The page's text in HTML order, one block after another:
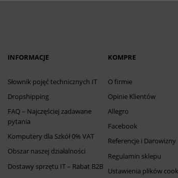
INFORMACJE
Słownik pojęć technicznych IT
Dropshipping
FAQ – Najczęściej zadawane
pytania
Komputery dla Szkół 0% VAT
Obszar naszej działalności
Dostawy sprzętu IT – Rabat B2B
KOMPRE
O firmie
Opinie Klientów
Allegro
Facebook
Referencje i Darowizny
Regulamin sklepu
Ustawienia plików